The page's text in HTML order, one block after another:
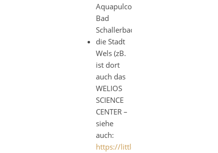
Aquapulco
Bad
Schallerbach
die Stadt
Wels (zB.
ist dort
auch das
WELIOS
SCIENCE
CENTER –
siehe
auch:
https://littlefamilyontour.at/2022/